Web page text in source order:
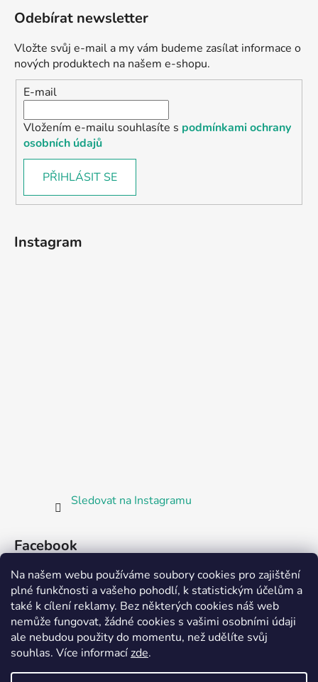
Na našem webu používáme soubory cookies pro zajištění
plné funkčnosti a vašeho pohodlí, k statistickým účelům a
také k cílení reklamy. Bez některých cookies náš web
nemůže fungovat, žádné cookies s vašimi osobními údaji
ale nebudou použity do momentu, než udělíte svůj
souhlas. Více informacízde.
Odebírat newsletter
Vložte svůj e-mail a my vám budeme zasílat informace o
nových produktech na našem e-shopu.
E-mail
Vložením e-mailu souhlasíte s podmínkami ochrany
osobních údajů
PŘIHLÁSIT SE
Instagram
Sledovat na Instagramu
Facebook
Partnerská prodejna Barefoot Plzeň